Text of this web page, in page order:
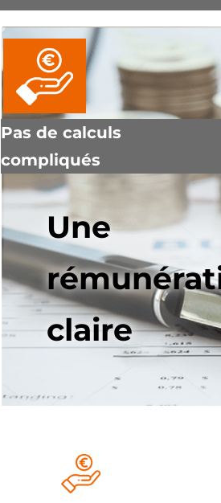
Pas de calculs
compliqués
Une
claire